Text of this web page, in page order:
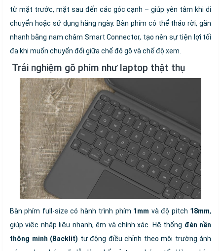
từ mặt trước, mặt sau đến các góc cạnh – giúp yên tâm khi di
chuyển hoặc sử dụng hằng ngày. Bàn phím có thể tháo rời, gắn
nhanh bằng nam châm Smart Connector, tạo nên sự tiện lợi tối
đa khi muốn chuyển đổi giữa chế độ gõ và chế độ xem.
️ Trải nghiệm gõ phím như laptop thật thụ
Bàn phím full-size có hành trình phím 1mm và độ pitch 18mm,
giúp việc nhập liệu nhanh, êm và chính xác. Hệ thống đèn nền
thông minh (Backlit) tự động điều chỉnh theo môi trường ánh